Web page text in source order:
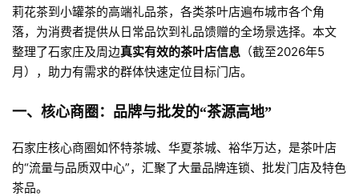
莉花茶到小罐茶的高端礼品茶，各类茶叶店遍布城市各个角
落，为消费者提供从日常品饮到礼品馈赠的全场景选择。本文
整理了石家庄及周边真实有效的茶叶店信息 （截至2026年5
月），助力有需求的群体快速定位目标门店。
一、核心商圈：品牌与批发的“茶源高地”
石家庄核心商圈如怀特茶城、华夏茶城、裕华万达，是茶叶店
的“流量与品质双中心”，汇聚了大量品牌连锁、批发门店及特色
茶品。